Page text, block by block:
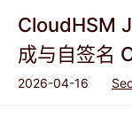
CloudHSM
成与自签名
2026-04-16